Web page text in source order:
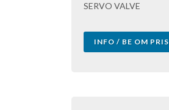
SERVO VALVE
INFO / BE OM PRIS